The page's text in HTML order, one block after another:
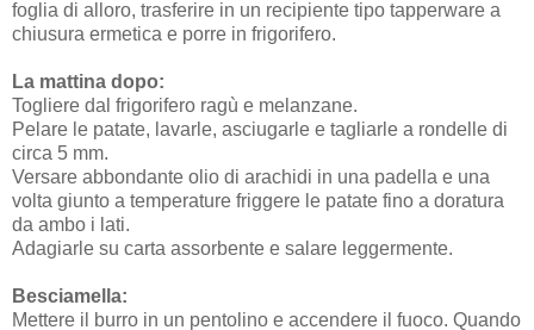
foglia di alloro, trasferire in un recipiente tipo tapperware a
chiusura ermetica e porre in frigorifero.
La mattina dopo:
Togliere dal frigorifero ragù e melanzane.
Pelare le patate, lavarle, asciugarle e tagliarle a rondelle di
circa 5 mm.
Versare abbondante olio di arachidi in una padella e una
volta giunto a temperature friggere le patate fino a doratura
da ambo i lati.
Adagiarle su carta assorbente e salare leggermente.
Besciamella:
Mettere il burro in un pentolino e accendere il fuoco. Quando